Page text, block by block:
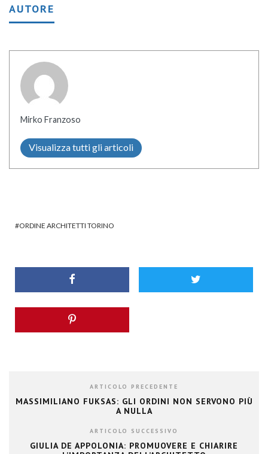
AUTORE
Mirko Franzoso
Visualizza tutti gli articoli
ORDINE ARCHITETTI TORINO
ARTICOLO PRECEDENTE
MASSIMILIANO FUKSAS: GLI ORDINI NON SERVONO PIÙ
A NULLA
ARTICOLO SUCCESSIVO
GIULIA DE APPOLONIA: PROMUOVERE E CHIARIRE